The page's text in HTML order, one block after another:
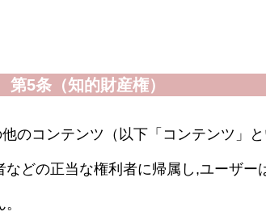
第5条（知的財産権）
のコンテンツ（以下「コンテンツ」
どの正当な権利者に帰属し,ユーザー